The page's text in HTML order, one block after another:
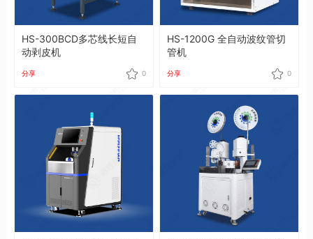
HS-300BCD多芯线长短自
动剥皮机
分享 0
HS-1200G 全自动波纹管切
管机
分享 0